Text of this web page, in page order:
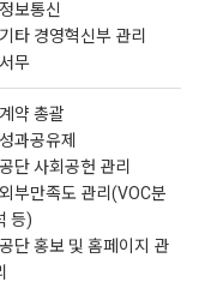
정보통신
기타 경영혁신부 관리
서무
계약 총괄
성과공유제
공단 사회공헌 관리
외부만족도 관리(VOC분
등)
공단 홍보 및 홈페이지 관